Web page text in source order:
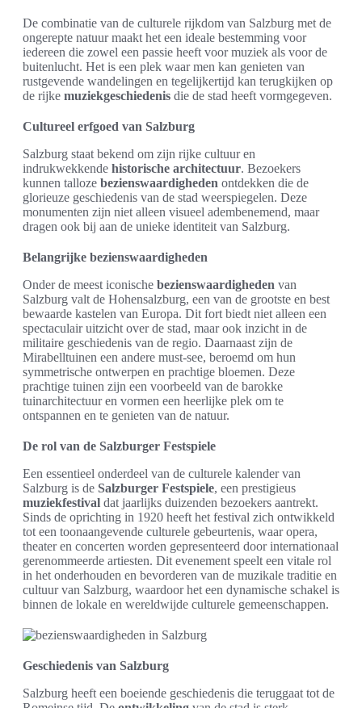
De combinatie van de culturele rijkdom van Salzburg met de
ongerepte natuur maakt het een ideale bestemming voor
iedereen die zowel een passie heeft voor muziek als voor de
buitenlucht. Het is een plek waar men kan genieten van
rustgevende wandelingen en tegelijkertijd kan terugkijken op
de rijke muziekgeschiedenis die de stad heeft vormgegeven.
Cultureel erfgoed van Salzburg
Salzburg staat bekend om zijn rijke cultuur en
indrukwekkende historische architectuur. Bezoekers
kunnen talloze bezienswaardigheden ontdekken die de
glorieuze geschiedenis van de stad weerspiegelen. Deze
monumenten zijn niet alleen visueel adembenemend, maar
dragen ook bij aan de unieke identiteit van Salzburg.
Belangrijke bezienswaardigheden
Onder de meest iconische bezienswaardigheden van
Salzburg valt de Hohensalzburg, een van de grootste en best
bewaarde kastelen van Europa. Dit fort biedt niet alleen een
spectaculair uitzicht over de stad, maar ook inzicht in de
militaire geschiedenis van de regio. Daarnaast zijn de
Mirabelltuinen een andere must-see, beroemd om hun
symmetrische ontwerpen en prachtige bloemen. Deze
prachtige tuinen zijn een voorbeeld van de barokke
tuinarchitectuur en vormen een heerlijke plek om te
ontspannen en te genieten van de natuur.
De rol van de Salzburger Festspiele
Een essentieel onderdeel van de culturele kalender van
Salzburg is de Salzburger Festspiele, een prestigieus
muziekfestival dat jaarlijks duizenden bezoekers aantrekt.
Sinds de oprichting in 1920 heeft het festival zich ontwikkeld
tot een toonaangevende culturele gebeurtenis, waar opera,
theater en concerten worden gepresenteerd door internationaal
gerenommeerde artiesten. Dit evenement speelt een vitale rol
in het onderhouden en bevorderen van de muzikale traditie en
cultuur van Salzburg, waardoor het een dynamische schakel is
binnen de lokale en wereldwijde culturele gemeenschappen.
Geschiedenis van Salzburg
Salzburg heeft een boeiende geschiedenis die teruggaat tot de